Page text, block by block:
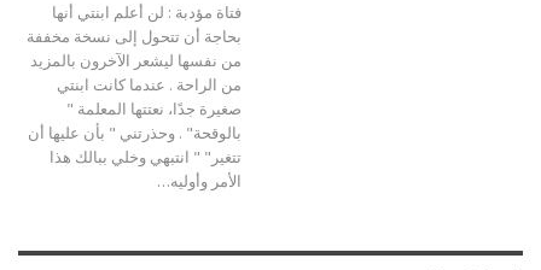
فتاة مؤدبة : لن أعلم ابنتي أنها
بحاجة أن تتحول إلى نسخة مخففة
من نفسها ليشعر الآخرون بالمزيد
من الراحة . عندما كانت ابنتي
صغيرة جدًا، نعتتها المعلمة "
بالوقحة" . وحذرتني " بأن عليها أن
تتغير" " انتبهي وخلي ببالك هذا
الأمر وأوليه…